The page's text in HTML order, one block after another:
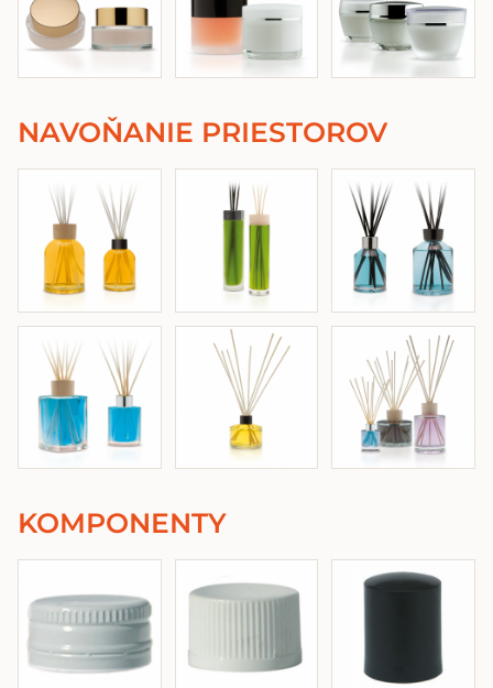
NAVOŇANIE PRIESTOROV
KOMPONENTY